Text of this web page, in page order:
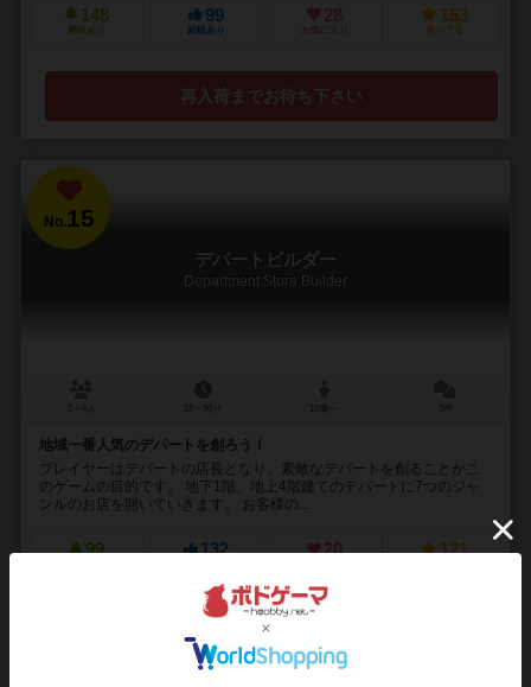
148
興味あり
99
経験あり
28
お気に入り
153
持ってる
再入荷までお待ち下さい
No.15
デパートビルダー
Department Store Builder
地域一番人気のデパートを創ろう！
プレイヤーはデパートの店長となり、素敵なデパートを創ることがこ
のゲームの目的です。 地下1階、地上4階建てのデパートに7つのジャ
ンルのお店を開いていきます。 お客様の...
99 132 20 121
再入荷までお待ち下さい